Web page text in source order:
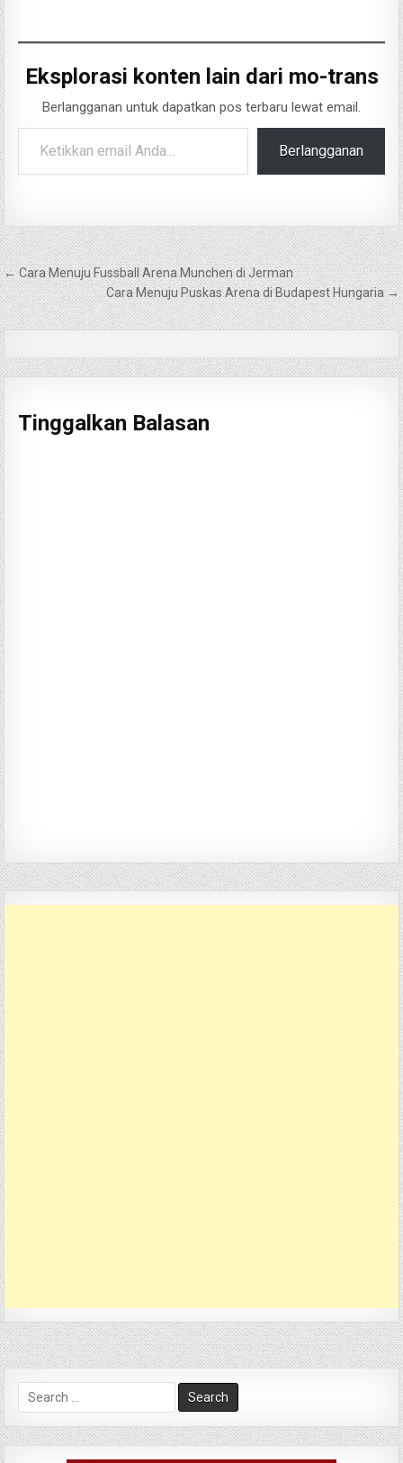
Eksplorasi konten lain dari mo-trans
Berlangganan untuk dapatkan pos terbaru lewat email.
Ketikkan email Anda...
Berlangganan
Navigasi
pos
← Cara Menuju Fussball Arena Munchen di Jerman
Cara Menuju Puskas Arena di Budapest Hungaria →
Tinggalkan Balasan
Search
for: